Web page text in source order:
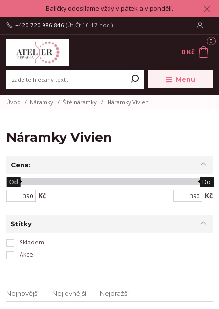
Balíčky odesíláme vždy v pátek a v pondělí.
Menu
+420 720 986 846 (Út-Čt 10-17 hod.)
0
0 Kč
Úvod Náramky Šité náramky Náramky Vivien
Náramky Vivien
Cena:
Kč
Od Do
Kč
Štítky
Skladem
Akce
Nejnovější Nejlevnější Nejdražší